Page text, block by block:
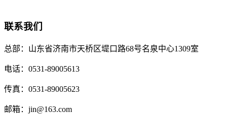
联系我们
总部： 山东省济南市天桥区堤口路68号名泉中心1309室
电话： 0531-89005613
传真： 0531-89005623
邮箱： jin@163.com